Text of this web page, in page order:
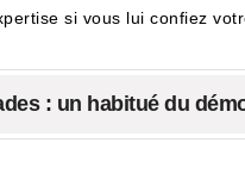
si vous lui confiez
: un habitué du